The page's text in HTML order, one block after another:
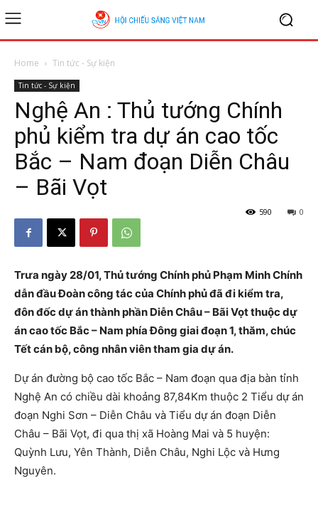
Home Tin tức - Sự kiện
Tin tức - Sự kiện
Nghệ An : Thủ tướng Chính
phủ kiểm tra dự án cao tốc
Bắc – Nam đoạn Diễn Châu
– Bãi Vọt
0
590
Trưa ngày 28/01, Thủ tướng Chính phủ Phạm Minh Chính
dẫn đầu Đoàn công tác của Chính phủ đã đi kiểm tra,
đôn đốc dự án thành phần Diễn Châu – Bãi Vọt thuộc dự
án cao tốc Bắc – Nam phía Đông giai đoạn 1, thăm, chúc
Tết cán bộ, công nhân viên tham gia dự án.
Dự án đường bộ cao tốc Bắc – Nam đoạn qua địa bàn tỉnh
Nghệ An có chiều dài khoảng 87,84Km thuộc 2 Tiểu dự án
đoạn Nghi Sơn – Diễn Châu và Tiểu dự án đoạn Diễn
Châu – Bãi Vọt, đi qua thị xã Hoàng Mai và 5 huyện:
Quỳnh Lưu, Yên Thành, Diễn Châu, Nghi Lộc và Hưng
Nguyên.